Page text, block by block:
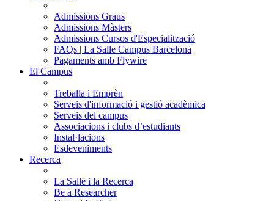
Admissions Graus
Admissions Màsters
Admissions Cursos d'Especialització
FAQs | La Salle Campus Barcelona
Pagaments amb Flywire
El Campus
Treballa i Emprèn
Serveis d'informació i gestió acadèmica
Serveis del campus
Associacions i clubs d’estudiants
Instal·lacions
Esdeveniments
Recerca
La Salle i la Recerca
Be a Researcher